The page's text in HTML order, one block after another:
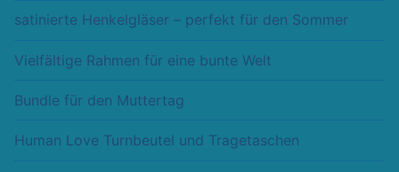
satinierte Henkelgläser – perfekt für den Sommer
Vielfältige Rahmen für eine bunte Welt
Bundle für den Muttertag
Human Love Turnbeutel und Tragetaschen